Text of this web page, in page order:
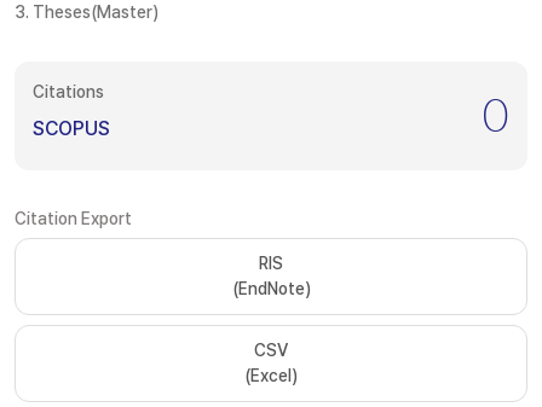
3. Theses(Master)
Citations
SCOPUS 0
Citation Export
RIS
(EndNote)
CSV
(Excel)